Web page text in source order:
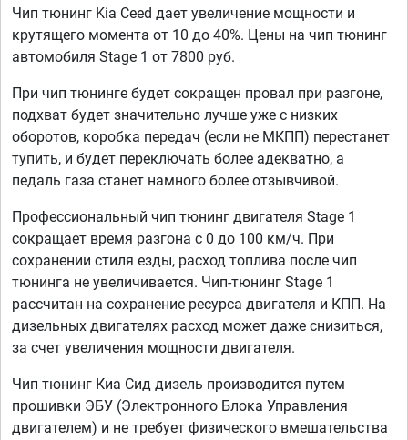
Чип тюнинг Kia Ceed дает увеличение мощности и
крутящего момента от 10 до 40%. Цены на чип тюнинг
автомобиля Stage 1 от 7800 руб.
При чип тюнинге будет сокращен провал при разгоне,
подхват будет значительно лучше уже с низких
оборотов, коробка передач (если не МКПП) перестанет
тупить, и будет переключать более адекватно, а
педаль газа станет намного более отзывчивой.
Профессиональный чип тюнинг двигателя Stage 1
сокращает время разгона с 0 до 100 км/ч. При
сохранении стиля езды, расход топлива после чип
тюнинга не увеличивается. Чип-тюнинг Stage 1
рассчитан на сохранение ресурса двигателя и КПП. На
дизельных двигателях расход может даже снизиться,
за счет увеличения мощности двигателя.
Чип тюнинг Киа Сид дизель производится путем
прошивки ЭБУ (Электронного Блока Управления
двигателем) и не требует физического вмешательства